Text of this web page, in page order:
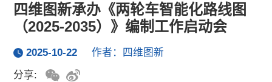
四维图新承办《两轮车智能化路线图
（2025-2035）》编制工作启动会
2025-10-22
作者：四维图新
分享: